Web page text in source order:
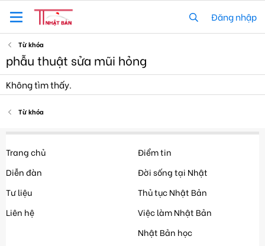
Đăng nhập
Từ khóa
phẫu thuật sửa mũi hỏng
Không tìm thấy.
Từ khóa
Trang chủ
Diễn đàn
Tư liệu
Liên hệ
Điểm tin
Đời sống tại Nhật
Thủ tục Nhật Bản
Việc làm Nhật Bản
Nhật Bản học